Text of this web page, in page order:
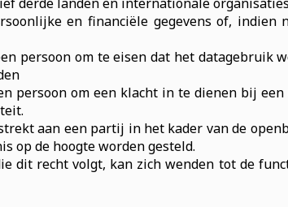
en financiële gegevens of,
persoon om te eisen dat het datagebruik
persoon om een klacht in te dienen bij
aan een partij in het kader van de
op de hoogte worden gesteld.
dit recht volgt, kan zich wenden tot de